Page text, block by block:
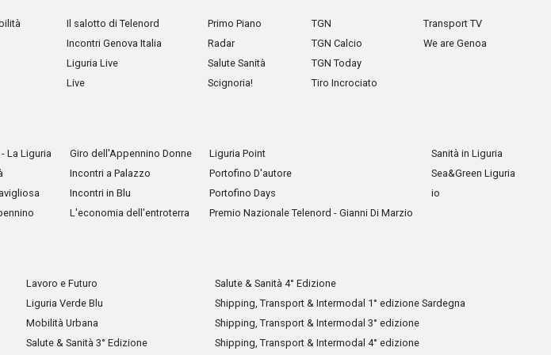
Il salotto di Telenord
Incontri Genova Italia
Liguria Live
Live
Primo Piano
Radar
Salute Sanità
Scignoria!
TGN
TGN Calcio
TGN Today
Tiro Incrociato
Transport TV
We are Genoa
- La Liguria
Giro dell'Appennino Donne
Incontri a Palazzo
Incontri in Blu
L'economia dell'entroterra
Liguria Point
Portofino D'autore
Portofino Days
Premio Nazionale Telenord - Gianni Di Marzio
Sanità in Liguria
Sea&Green Liguria
io
Lavoro e Futuro
Liguria Verde Blu
Mobilità Urbana
Salute & Sanità 3° Edizione
Salute & Sanità 4° Edizione
Shipping, Transport & Intermodal 1° edizione Sardegna
Shipping, Transport & Intermodal 3° edizione
Shipping, Transport & Intermodal 4° edizione